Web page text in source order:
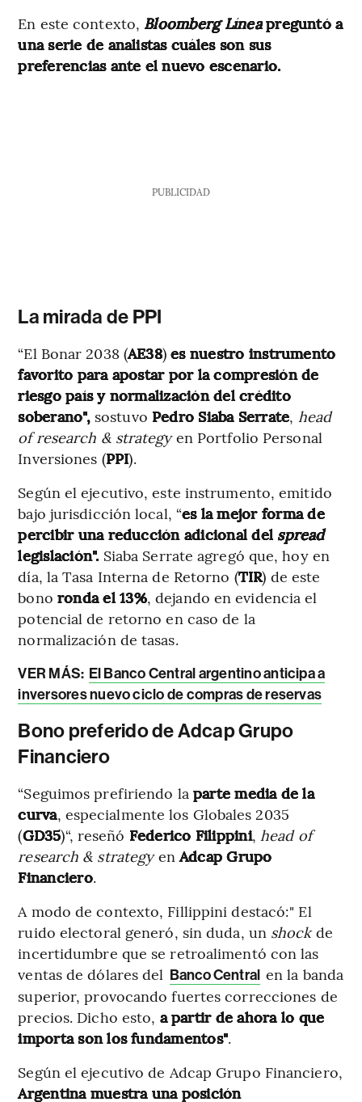
En este contexto, Bloomberg Líneapreguntó a
una serie de analistas cuáles son sus
preferencias ante el nuevo escenario.
PUBLICIDAD
La mirada de PPI
“El Bonar 2038 (AE38)es nuestro instrumento
favorito para apostar por la compresión de
riesgo país y normalización del crédito
soberano", sostuvo Pedro Siaba Serrate, head
of research & strategyen Portfolio Personal
Inversiones (PPI).
Según el ejecutivo, este instrumento, emitido
bajo jurisdicción local, “es la mejor forma de
percibir una reducción adicional del spread
legislación". Siaba Serrate agregó que, hoy en
día, la Tasa Interna de Retorno (TIR) de este
bono ronda el 13%, dejando en evidencia el
potencial de retorno en caso de la
normalización de tasas.
VER MÁS: El Banco Central argentino anticipa a
inversores nuevo ciclo de compras de reservas
Bono preferido de Adcap Grupo
Financiero
“Seguimos prefiriendo la parte media de la
curva, especialmente los Globales 2035
(GD35)“, reseñó Federico Filippini, head of
research & strategy enAdcap Grupo
Financiero.
A modo de contexto, Fillippini destacó:" El
ruido electoral generó, sin duda, un shockde
incertidumbre que se retroalimentó con las
ventas de dólares del Banco Central en la banda
superior, provocando fuertes correcciones de
precios. Dicho esto, a partir de ahora lo que
importa son los fundamentos".
Según el ejecutivo de Adcap Grupo Financiero,
Argentina muestra una posición